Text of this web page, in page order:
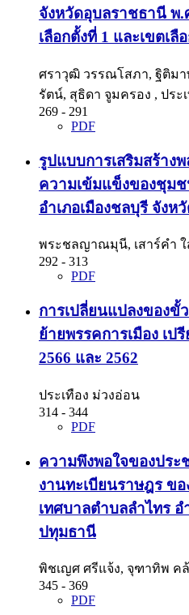
จังหวัดอุบลราชธานี พ
เลือกตั้งที่ 1 และเขตเลื
ศราวุฒิ วรรณโสภา, ฐิติม
รัตน์, สุธิดา จูมครอง , ประ
269 - 291
PDF
รูปแบบการเสริมสร้าง
ความเข้มแข็งของชุม
อำเภอเมืองชลบุรี จังห
พระชลญาณมุนี, เสาร์คำ ใ
292 - 313
PDF
การเปลี่ยนแปลงของขั้
ย้ายพรรคการเมือง เป
2566 และ 2562
ประเทือง ม่วงอ่อน
314 - 344
PDF
ความพึงพอใจของปร
งานทะเบียนราษฎร ข
เทศบาลตำบลลำไทร อ
ปทุมธานี
พิชเญศ ศรีแจ้ง, จุฑาทิพ ค
345 - 369
PDF